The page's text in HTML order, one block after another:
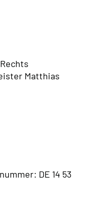
Matthias
DE 14 53